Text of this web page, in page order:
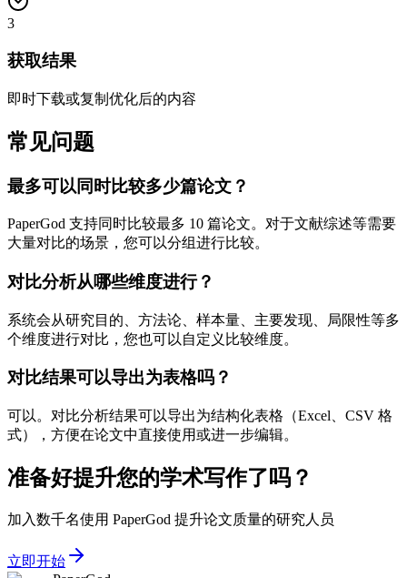
3
获取结果
即时下载或复制优化后的内容
常见问题
最多可以同时比较多少篇论文？
PaperGod 支持同时比较最多 10 篇论文。对于文献综述等需要
大量对比的场景，您可以分组进行比较。
对比分析从哪些维度进行？
系统会从研究目的、方法论、样本量、主要发现、局限性等多
个维度进行对比，您也可以自定义比较维度。
对比结果可以导出为表格吗？
可以。对比分析结果可以导出为结构化表格（Excel、CSV 格
式），方便在论文中直接使用或进一步编辑。
准备好提升您的学术写作了吗？
加入数千名使用 PaperGod 提升论文质量的研究人员
立即开始